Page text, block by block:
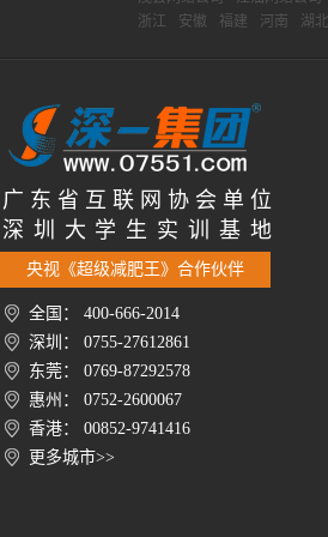
浙江
安徽 福建 河南 湖北
广 东 省 互 联 网 协 会 单 位
深 圳 大 学 生 实 训 基 地
央视《超级减肥王》合作伙伴
全国： 400-666-2014
深圳： 0755-27612861
东莞： 0769-87292578
惠州： 0752-2600067
香港： 00852-9741416
更多城市>>